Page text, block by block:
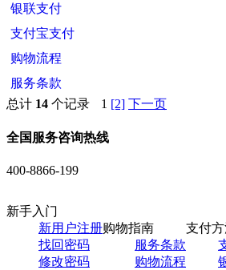
银联支付
支付宝支付
购物流程
服务条款
总计 14 个记录 1 [2] 下一页
全国服务咨询热线
400-8866-199
新手入门
新用户注册
找回密码
修改密码
购物指南
服务条款
购物流程
支付